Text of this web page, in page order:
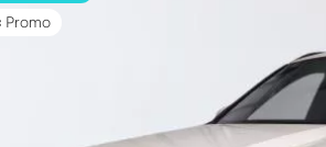
Promo